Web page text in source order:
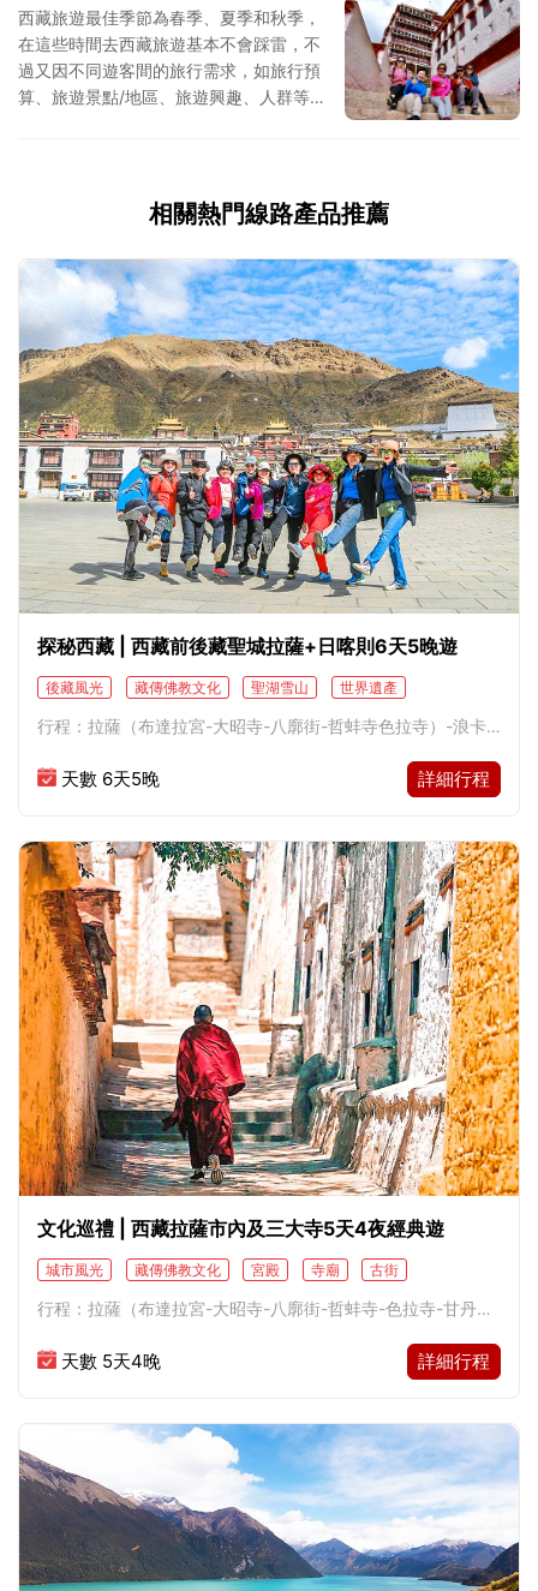
西藏旅遊最佳季節為春季、夏季和秋季，
在這些時間去西藏旅遊基本不會踩雷，不
過又因不同遊客間的旅行需求，如旅行預
算、旅遊景點/地區、旅遊興趣、人群等，
相關熱門線路產品推薦
探秘西藏 | 西藏前後藏聖城拉薩+日喀則6天5晚遊
後藏風光 藏傳佛教文化 聖湖雪山
世界遺產
藏文化體驗
行程：拉薩（布達拉宮-大昭寺-八廓街-哲蚌寺色拉寺）-浪卡
天數 6天5晚 詳細行程
文化巡禮 | 西藏拉薩市內及三大寺5天4夜經典遊
城市風光 藏傳佛教文化 宮殿 寺廟
古街
世界遺產
行程：拉薩（布達拉宮-大昭寺-八廓街-哲蚌寺-色拉寺-甘丹
天數 5天4晚 詳細行程